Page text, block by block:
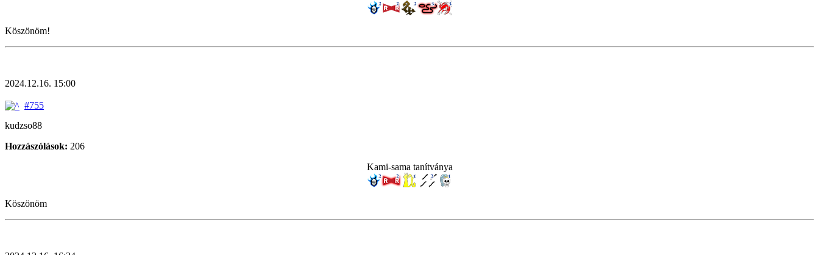
Köszönöm!
2024.12.16. 15:00
#755
kudzso88
Hozzászólások: 206
Kami-sama tanítványa
Köszönöm